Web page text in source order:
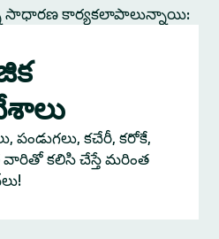
సాధారణ కార్యకలాపాలున్నాయి:
పండుగలు, కచేరీ, కరోకే,
వారితో కలిసి చేస్తే మరింత